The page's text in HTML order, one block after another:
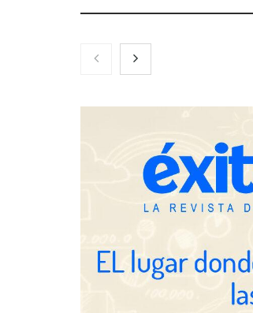
Nicols presenta seis modelos de
anillos de compromiso para el
Fundación Mapfre y CISE lanzan
el concurso ‘Talento Sénior’ para
impulsar ideas innovadoras
creadas por y para mayores de 50